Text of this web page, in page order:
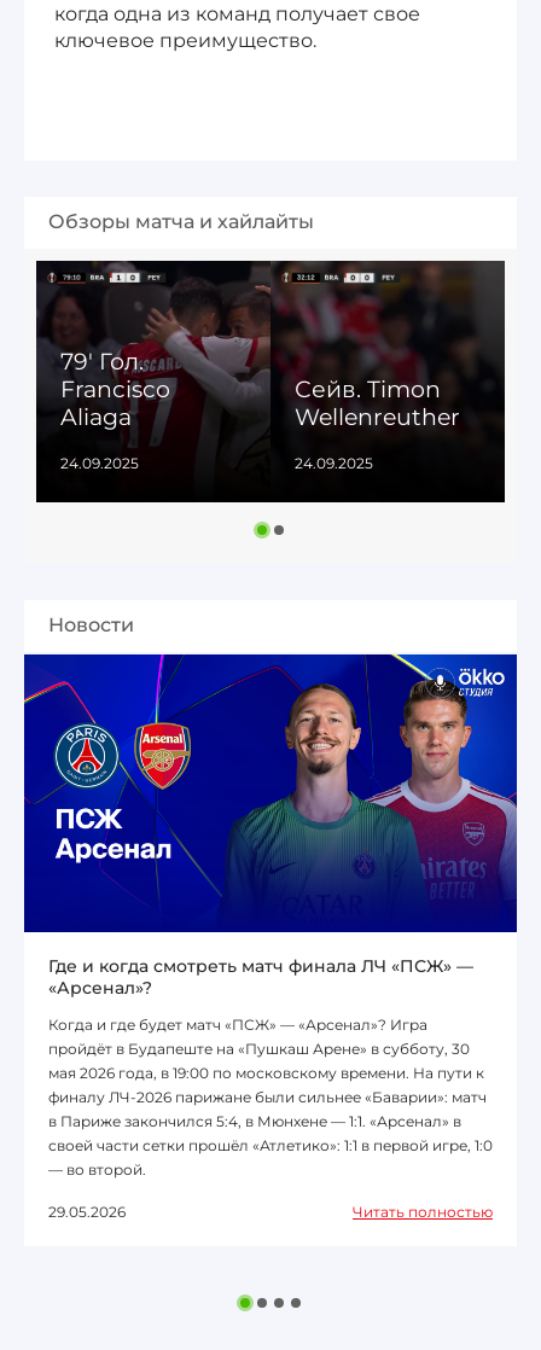
когда одна из команд получает свое
ключевое преимущество.
Обзоры матча и хайлайты
79' Гол.
Francisco
Aliaga
24.09.2025
Сейв. Timon
Wellenreuther
24.09.2025
Новости
Где и когда смотреть матч финала ЛЧ «ПСЖ» —
«Арсенал»?
Когда и где будет матч «ПСЖ» — «Арсенал»? Игра
пройдёт в Будапеште на «Пушкаш Арене» в субботу, 30
мая 2026 года, в 19:00 по московскому времени. На пути к
финалу ЛЧ-2026 парижане были сильнее «Баварии»: матч
в Париже закончился 5:4, в Мюнхене — 1:1. «Арсенал» в
своей части сетки прошёл «Атлетико»: 1:1 в первой игре, 1:0
— во второй.
29.05.2026 Читать полностью